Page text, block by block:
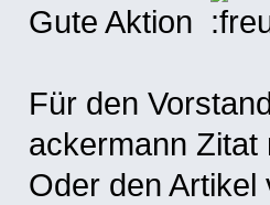
Gute Aktion
Für den
ackermann Zitat
Oder den